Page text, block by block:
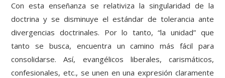
Con esta enseñanza se relativiza la singularidad de la
doctrina y se disminuye el estándar de tolerancia ante
divergencias doctrinales. Por lo tanto, “la unidad” que
tanto se busca, encuentra un camino más fácil para
consolidarse. Así, evangélicos liberales, carismáticos,
confesionales, etc., se unen en una expresión claramente